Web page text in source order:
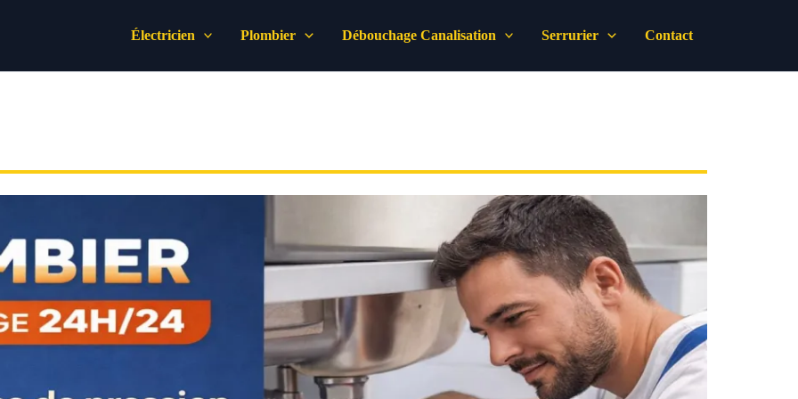
Électricien Plombier Débouchage Canalisation Serrurier Contact